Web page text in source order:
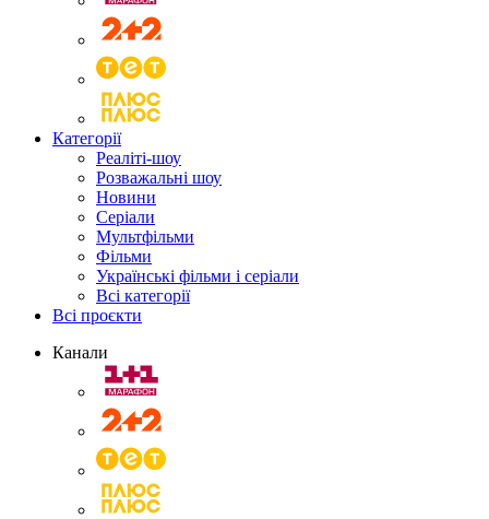
Категорії
Реаліті-шоу
Розважальні шоу
Новини
Серіали
Мультфільми
Фільми
Українські фільми і серіали
Всі категорії
Всі проєкти
Канали